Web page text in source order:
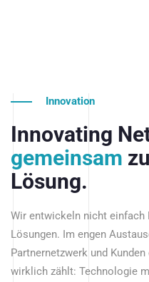
Innovation
Innovating
gemeinsam
Lösung.
Wir entwickeln nicht
Lösungen. Im engen
Partnernetzwerk und
wirklich zählt: Technologie